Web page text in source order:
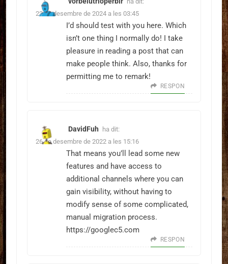
22 de desembre de 2024 a les 03:45
I’d should test with you here. Which
isn’t one thing I normally do! I take
pleasure in reading a post that can
make people think. Also, thanks for
permitting me to remark!
RESPON
DavidFuh ha dit:
26 de desembre de 2022 a les 15:16
That means you’ll lead some new
features and have access to
additional channels where you can
gain visibility, without having to
modify sense of some complicated,
manual migration process.
https://googlec5.com
RESPON